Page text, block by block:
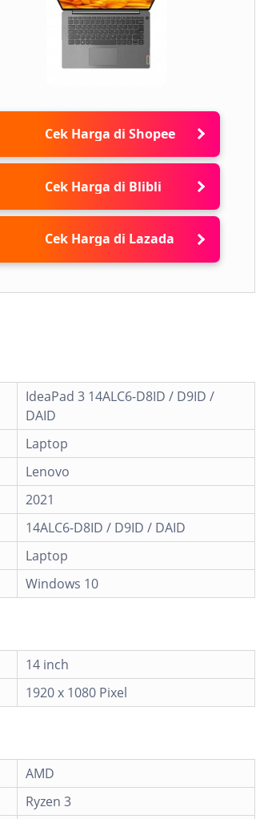
Cek Harga di Shopee
Cek Harga di Blibli
Cek Harga di Lazada
IdeaPad 3 14ALC6-D8ID / D9ID /
DAID
Laptop
Lenovo
2021
14ALC6-D8ID / D9ID / DAID
Laptop
Windows 10
14 inch
1920 x 1080 Pixel
AMD
Ryzen 3